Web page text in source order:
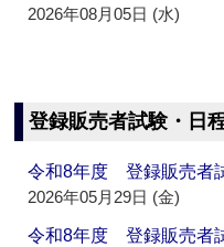
2026年08月05日 (水)
登録販売者試験・日
令和8年度 登録販売者
2026年05月29日 (金)
令和8年度 登録販売者